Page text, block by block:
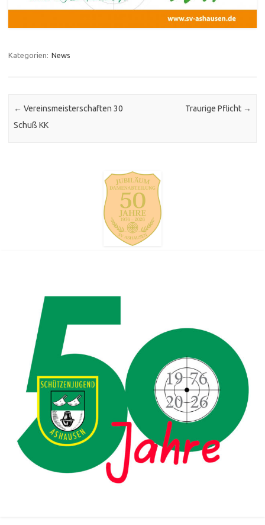
Kategorien: News
Post navigation
← Vereinsmeisterschaften 30
Schuß KK
Traurige Pflicht →